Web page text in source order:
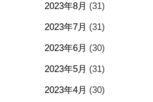
2023年8月 (31)
2023年7月 (31)
2023年6月 (30)
2023年5月 (31)
2023年4月 (30)